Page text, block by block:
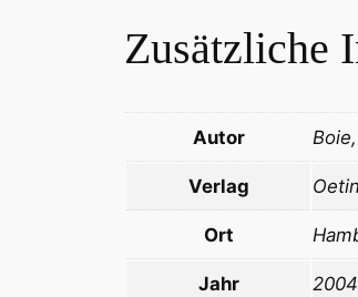
Zusätzliche
Autor
Verlag
Ort
Jahr 2004